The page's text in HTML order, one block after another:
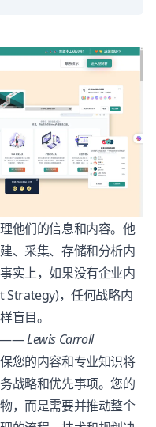
他们的信息和内容。他
、采集、存储和分析内
实上，如果没有企业内
Strategy)，任何战略内
盲目。
Lewis Carroll
您的内容和专业知识将
战略和优先事项。您的
，而是需要并推动整个